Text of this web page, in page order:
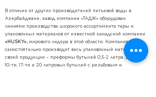
В отличие от других производителей питьевой воды в
Азербайджане, завод компании «ТАДЖ» оборудован
линиями производства широкого ассортимента тары и
упаковочных материалов от известной канадской компании
«HUSKY», мирового лидера в этой области. Компания
самостоятельно производит весь упаковочный материал для
своей продукции – преформы бутылей 0,5-2 литра, для 5-ти,
10-ти, 17-ти и 20 литровых бутылей с резьбовым и